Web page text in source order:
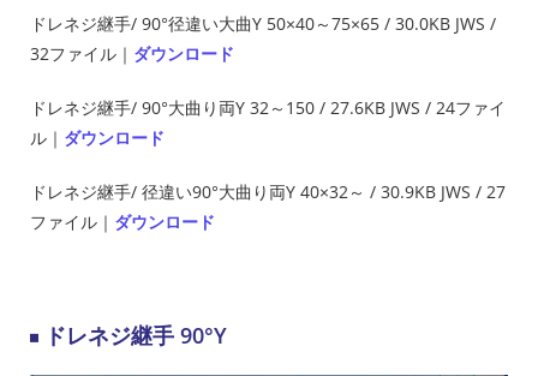
ドレネジ継手/ 90°径違い大曲Y 50×40～75×65 / 30.0KB JWS /
32ファイル｜ ダウンロード
ドレネジ継手/ 90°大曲り両Y 32～150 / 27.6KB JWS / 24ファイ
ル｜ ダウンロード
ドレネジ継手/ 径違い90°大曲り両Y 40×32～ / 30.9KB JWS / 27
ファイル｜ ダウンロード
ドレネジ継手 90°Y